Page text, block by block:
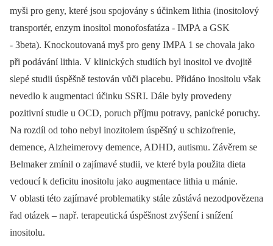
myši pro geny, které jsou spojovány s účinkem lithia (inositolový
transportér, enzym inositol monofosfatáza -⁠ IMPA a GSK
-⁠ 3beta). Knockoutovaná myš pro geny IMPA 1 se chovala jako
při podávání lithia. V klinických studiích byl inositol ve dvojitě
slepé studii úspěšně testován vůči placebu. Přidáno inositolu však
nevedlo k augmentaci účinku SSRI. Dále byly provedeny
pozitivní studie u OCD, poruch příjmu potravy, panické poruchy.
Na rozdíl od toho nebyl inozitolem úspěšný u schizofrenie,
demence, Alzheimerovy demence, ADHD, autismu. Závěrem se
Belmaker zmínil o zajímavé studii, ve které byla použita dieta
vedoucí k deficitu inositolu jako augmentace lithia u mánie.
V oblasti této zajímavé problematiky stále zůstává nezodpovězena
řad otázek –⁠ např. terapeutická úspěšnost zvýšení i snížení
inositolu.